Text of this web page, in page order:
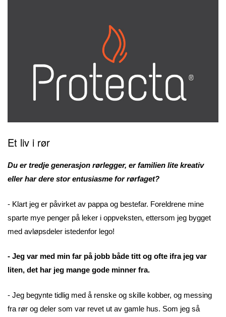
Et liv i rør
Du er tredje generasjon rørlegger, er familien lite kreativ
eller har dere stor entusiasme for rørfaget?
- Klart jeg er påvirket av pappa og bestefar. Foreldrene mine
sparte mye penger på leker i oppveksten, ettersom jeg bygget
med avløpsdeler istedenfor lego!
- Jeg var med min far på jobb både titt og ofte ifra jeg var
liten, det har jeg mange gode minner fra.
- Jeg begynte tidlig med å renske og skille kobber, og messing
fra rør og deler som var revet ut av gamle hus. Som jeg så